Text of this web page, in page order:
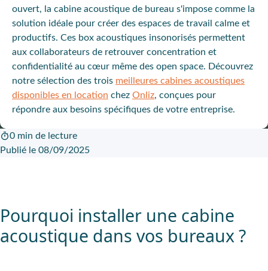
ouvert, la cabine acoustique de bureau s'impose comme la
solution idéale pour créer des espaces de travail calme et
productifs. Ces box acoustiques insonorisés permettent
aux collaborateurs de retrouver concentration et
confidentialité au cœur même des open space. Découvrez
notre sélection des trois meilleures cabines acoustiques
disponibles en location chez Onliz, conçues pour
répondre aux besoins spécifiques de votre entreprise.
0 min de lecture
Publié le 08/09/2025
Pourquoi installer une cabine
acoustique dans vos bureaux ?